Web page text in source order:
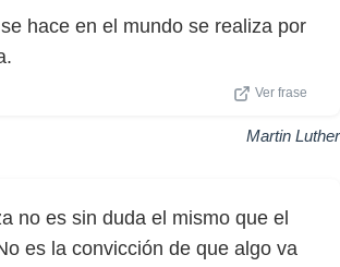
hace en el mundo se realiza por
Ver frase
Martin Luther
no es sin duda el mismo que el
es la convicción de que algo va